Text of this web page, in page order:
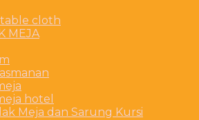
cloth
MEJA
hotel
Meja dan Sarung Kursi